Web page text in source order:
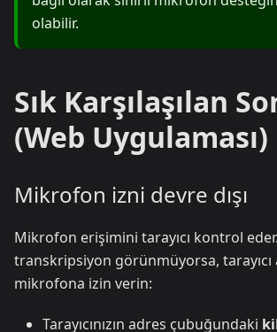
olabilir.
Sık Karşılaşılan
(Web Uygulaması)
Mikrofon izni devre dışı
Mikrofon erişimini tarayıcı kontrol
transkripsiyon görünmüyorsa, tarayıcı
mikrofona izin verin:
Tarayıcınızın adres çubuğundaki